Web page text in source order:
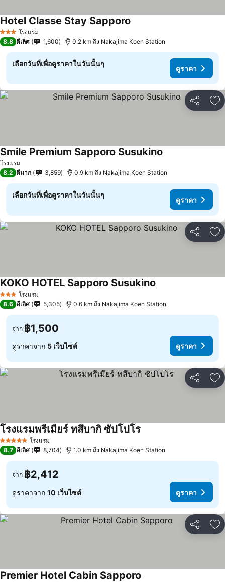
3 ดาว โรงแรม
Hotel Classe Stay Sapporo
8.8 ดีเลิศ 1,600 0.2 km ถึง Nakajima Koen Station
เลือกวันที่เพื่อดูราคาในวันนั้นๆ
ดูราคา
แชร์ เ
โรงแรม
Smile Premium Sapporo Susukino
8.2 ดีมาก 3,859 0.9 km ถึง Nakajima Koen Station
เลือกวันที่เพื่อดูราคาในวันนั้นๆ
ดูราคา
แชร์ เ
3 ดาว โรงแรม
KOKO HOTEL Sapporo Susukino
8.6 ดีเลิศ 5,305 0.6 km ถึง Nakajima Koen Station
จาก ฿1,500
ดูราคาจาก 5 เว็บไซต์ ดูราคา
แชร์ เ
5 ดาว โรงแรม
โรงแรมพรีเมียร์ ทสึบากิ ซัปโปโร
8.7 ดีเลิศ 8,704 1.0 km ถึง Nakajima Koen Station
จาก ฿2,412
ดูราคาจาก 10 เว็บไซต์ ดูราคา
แชร์ เ
Premier Hotel Cabin Sapporo